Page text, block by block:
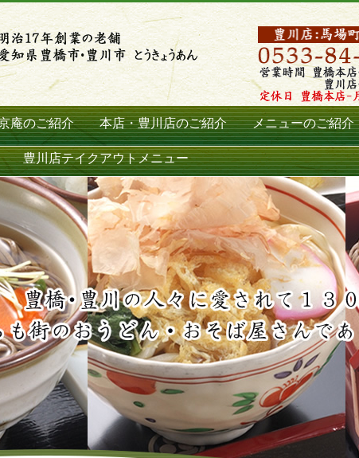
庵のご紹介 本店・豊川店のご紹介 メニューのご紹介
豊川店テイクアウトメニュー